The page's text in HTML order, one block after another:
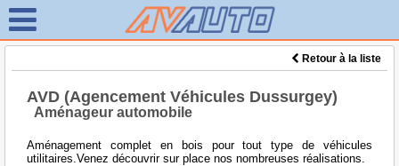
Retour à la liste
AVD (Agencement Véhicules Dussurgey)
Aménageur automobile
Aménagement complet en bois pour tout type de véhicules
utilitaires.Venez découvrir sur place nos nombreuses réalisations.